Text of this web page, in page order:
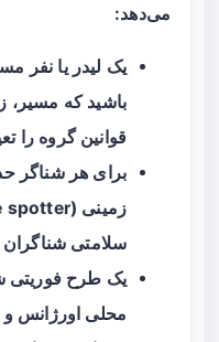
می‌دهد:
یک لیدر یا نفر
باشید که مسیر،
قوانین گروه را
برای هر شناگر
سلامتی
یک طرح فوریتی
محلی اورژانس